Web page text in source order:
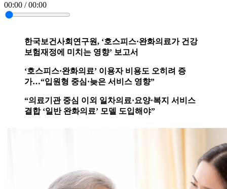
00:00 / 00:00
한국보건사회연구원, ‘호스피스·완화의료가 건강
보험재정에 미치는 영향’ 보고서
‘호스피스·완화의료’ 이용자 비용도 오히려 증
가…“입원형 중심·늦은 서비스 영향”
“의료기관 중심 이외 일차의료·요양·복지 서비스
결합 ‘일반 완화의료’ 모델 도입해야”